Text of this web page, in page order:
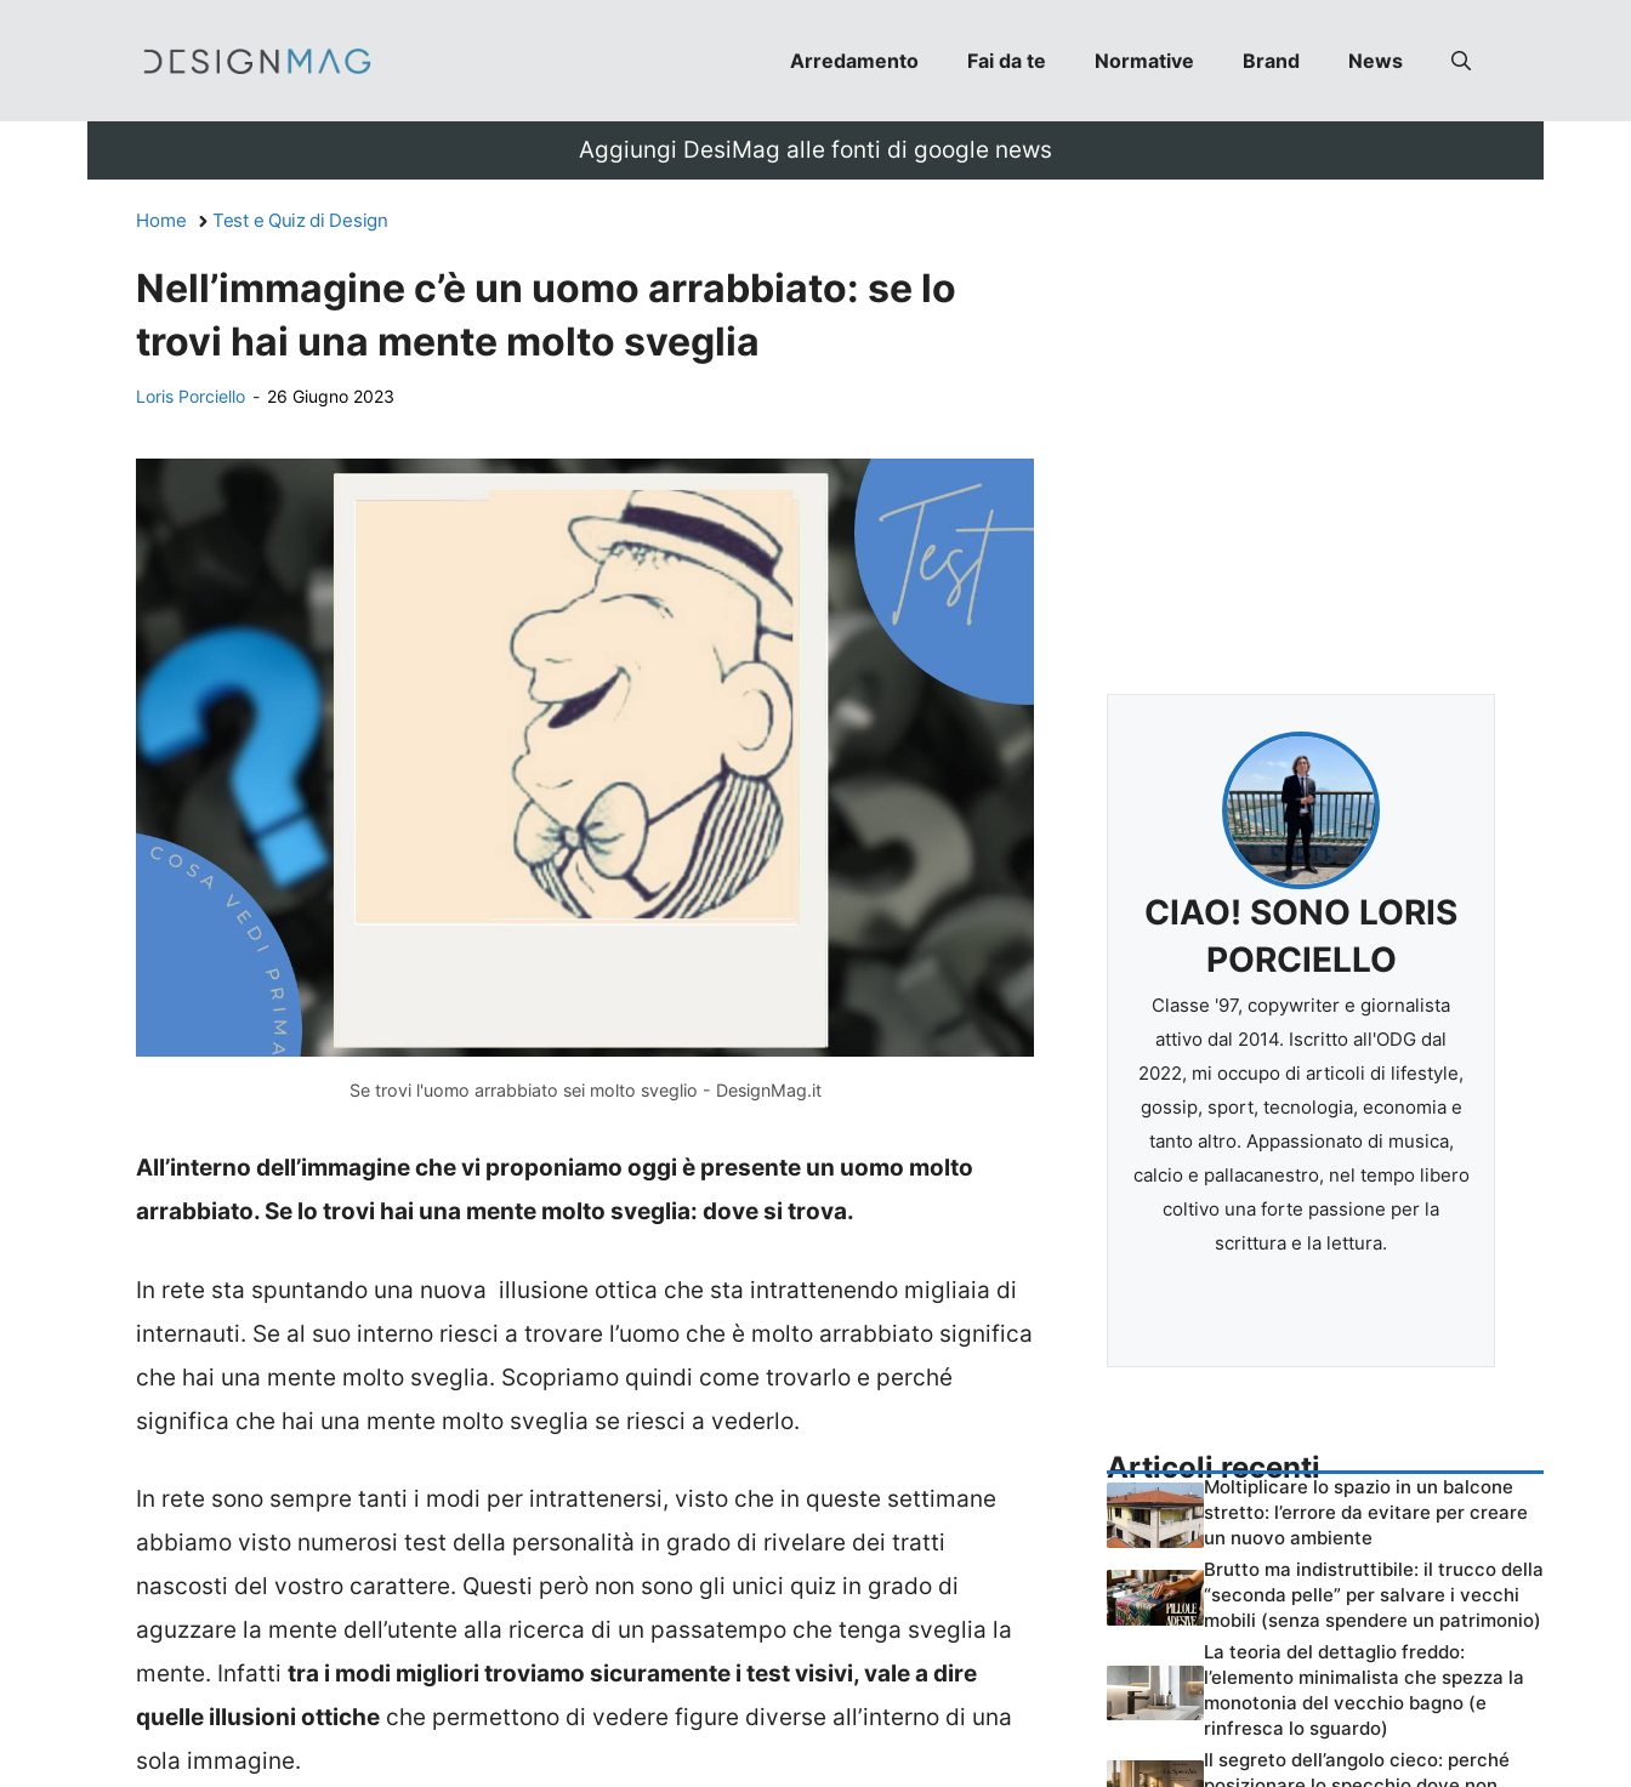
Arredamento Fai da te Normative Brand News
Aggiungi DesiMag alle fonti di google news
Home Test e Quiz di Design
Nell’immagine c’è un uomo arrabbiato: se lo
trovi hai una mente molto sveglia
Loris Porciello - 26 Giugno 2023
Se trovi l'uomo arrabbiato sei molto sveglio - DesignMag.it
All’interno dell’immagine che vi proponiamo oggi è presente un uomo molto
arrabbiato. Se lo trovi hai una mente molto sveglia: dove si trova.
In rete sta spuntando una nuova illusione ottica che sta intrattenendo migliaia di
internauti. Se al suo interno riesci a trovare l’uomo che è molto arrabbiato significa
che hai una mente molto sveglia. Scopriamo quindi come trovarlo e perché
significa che hai una mente molto sveglia se riesci a vederlo.
In rete sono sempre tanti i modi per intrattenersi, visto che in queste settimane
abbiamo visto numerosi test della personalità in grado di rivelare dei tratti
nascosti del vostro carattere. Questi però non sono gli unici quiz in grado di
aguzzare la mente dell’utente alla ricerca di un passatempo che tenga sveglia la
mente. Infatti tra i modi migliori troviamo sicuramente i test visivi, vale a dire
quelle illusioni ottiche che permettono di vedere figure diverse all’interno di una
sola immagine.
CIAO! SONO LORIS
PORCIELLO
Classe '97, copywriter e giornalista
attivo dal 2014. Iscritto all'ODG dal
2022, mi occupo di articoli di lifestyle,
gossip, sport, tecnologia, economia e
tanto altro. Appassionato di musica,
calcio e pallacanestro, nel tempo libero
coltivo una forte passione per la
scrittura e la lettura.
Articoli recenti
Moltiplicare lo spazio in un balcone
stretto: l’errore da evitare per creare
un nuovo ambiente
Brutto ma indistruttibile: il trucco della
“seconda pelle” per salvare i vecchi
mobili (senza spendere un patrimonio)
La teoria del dettaglio freddo:
l’elemento minimalista che spezza la
monotonia del vecchio bagno (e
rinfresca lo sguardo)
Il segreto dell’angolo cieco: perché